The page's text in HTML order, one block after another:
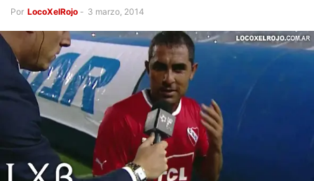
Por LocoXelRojo - 3 marzo, 2014